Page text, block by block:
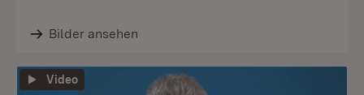
Bilder ansehen
Video